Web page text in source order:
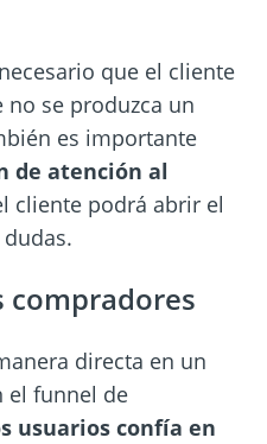
que el cliente
no se produzca un
es importante
de atención al
cliente podrá abrir el
compradores
directa en un
el funnel de
usuarios confía en